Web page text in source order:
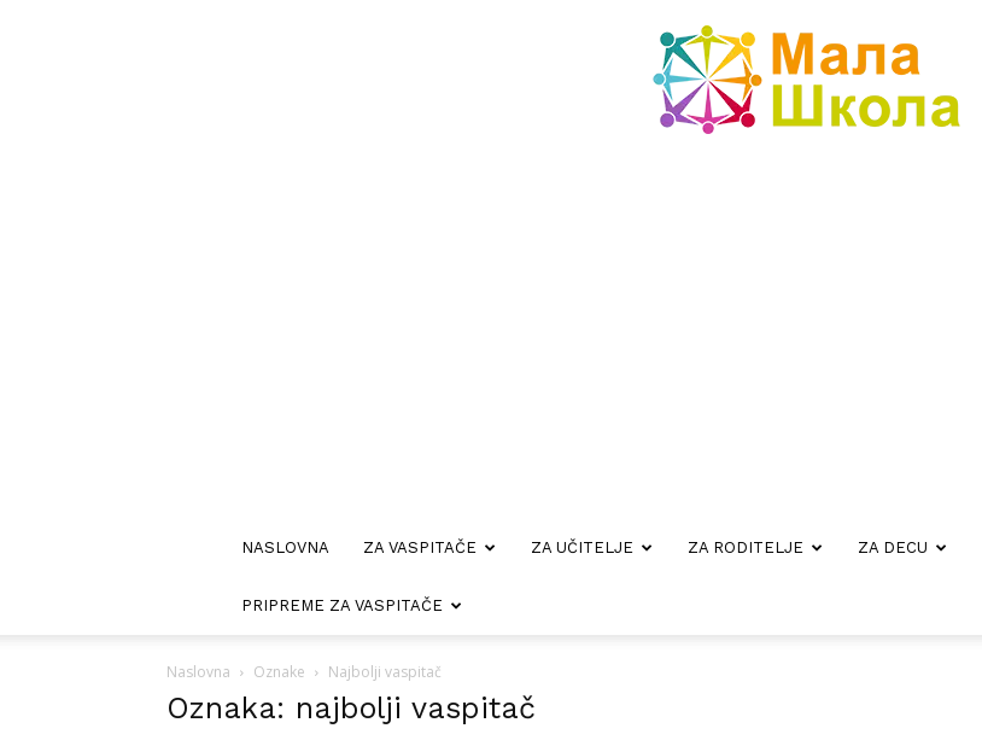
NASLOVNA ZA VASPITAČE ZA UČITELJE ZA RODITELJE ZA DECU
PRIPREME ZA VASPITAČE
Naslovna Oznake Najbolji vaspitač
Oznaka: najbolji vaspitač